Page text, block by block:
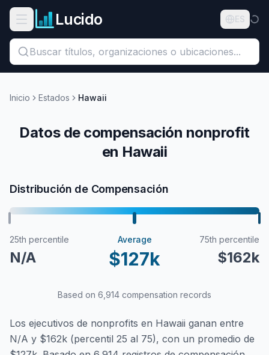
Ir al contenido principal
Abrir menú de navegación
Lucido ES
Buscar títulos, organizaciones o ubicaciones...
Sectores
Precios
Inicio Estados Hawaii
Datos de compensación nonprofit
en Hawaii
Distribución de Compensación
25th percentile
N/A
Average
$127k
75th percentile
$162k
Based on 6,914 compensation records
Los ejecutivos de nonprofits en Hawaii ganan entre
N/A y $162k (percentil 25 al 75), con un promedio de